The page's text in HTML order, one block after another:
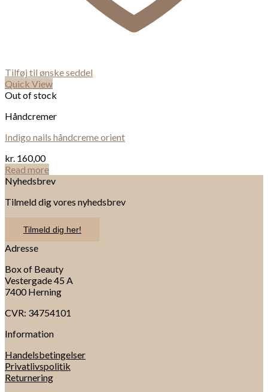
Tilføj til ønske seddel
Quick View
Out of stock
Håndcremer
Indigo nails håndcreme orient
kr. 160,00
Read more
Nyhedsbrev
Tilmeld dig vores nyhedsbrev
Tilmeld dig her!
Adresse
Box of Beauty
Vestergade 45 A
7400 Herning
CVR: 34754101
Information
Handelsbetingelser
Privatlivspolitik
Returnering